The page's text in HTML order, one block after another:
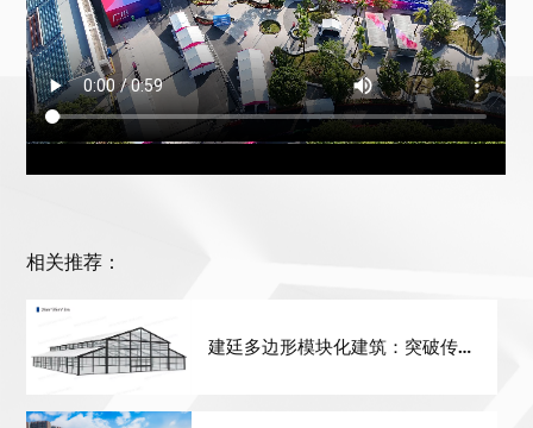
相关推荐：
建廷多边形模块化建筑：突破传统